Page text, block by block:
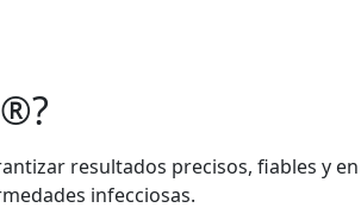
resultados precisos, fiables y
infecciosas.